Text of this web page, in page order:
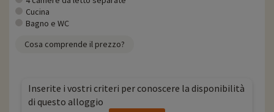
Cucina
Bagno e WC
Cosa comprende il prezzo?
Inserite i vostri criteri per conoscere la disponibilità
di questo alloggio